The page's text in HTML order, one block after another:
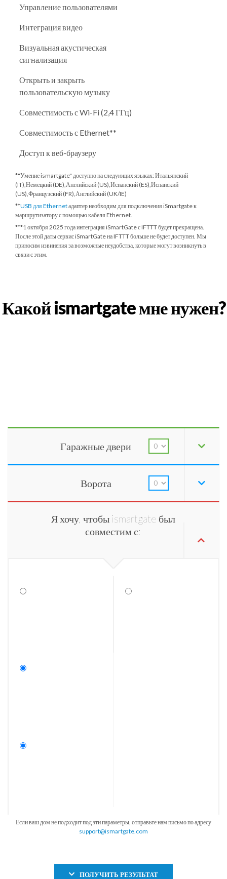
Управление пользователями
Интеграция видео
Визуальная акустическая
сигнализация
Открыть и закрыть
пользовательскую музыку
Совместимость с Wi-Fi (2,4 ГГц)
Совместимость с Ethernet**
Доступ к веб-браузеру
*"Умение ismartgate" доступно на следующих языках: Итальянский
(IT),Немецкий (DE),Английский (US),Испанский (ES),Испанский
(US),Французский (FR),Английский (UK/IE)
**USB для Ethernetадаптер необходим для подключения iSmartgate к
маршрутизатору с помощью кабеля Ethernet.
***1 октября 2025 годаинтеграция iSmartGate с IFTTT будет прекращена.
После этой даты сервис iSmartGate на IFTTT больше не будет доступен. Мы
приносим извинения за возможные неудобства, которые могут возникнуть в
связи с этим.
Какой ismartgate мне нужен?
Гаражные двери
Ворота
Я хочу, чтобы ismartgate был
совместим с:
Если ваш дом не подходит под эти параметры, отправьте нам письмо по адресу
support@ismartgate.com
ПОЛУЧИТЬ РЕЗУЛЬТАТ